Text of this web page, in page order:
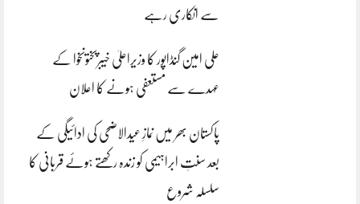
سے انکاری رہے
علی امین گنڈاپور کا وزیراعلیٰ خیبرپختونخوا کے
عہدے سے مستعفی ہونے کا اعلان
پاکستان بھر میں نمازِ عیدالاضحی کی ادائیگی کے
بعد سنتِ ابراہیمی کو زندہ رکھتے ہوئے قربانی کا
سلسلہ شروع